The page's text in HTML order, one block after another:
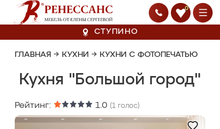
0
СТУПИНО
ГЛАВНАЯ → КУХНИ → КУХНИ С ФОТОПЕЧАТЬЮ
Кухня "Большой город"
Рейтинг: 1.0 (1 голос)